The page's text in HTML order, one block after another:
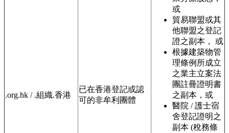
.org.hk / .組織.香港
已在香港登記或認
可的非牟利團體
或
貿易聯盟或其
他聯盟之登記
證之副本， 或
根據建築物管
理條例所成立
之業主立案法
團註冊證明書
之副本，或
醫院 / 護士宿
舍登記證明之
副本 (稅務條